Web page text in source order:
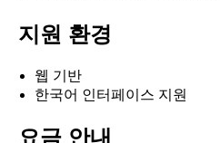
지원 환경
웹 기반
한국어 인터페이스 지원
요금 안내